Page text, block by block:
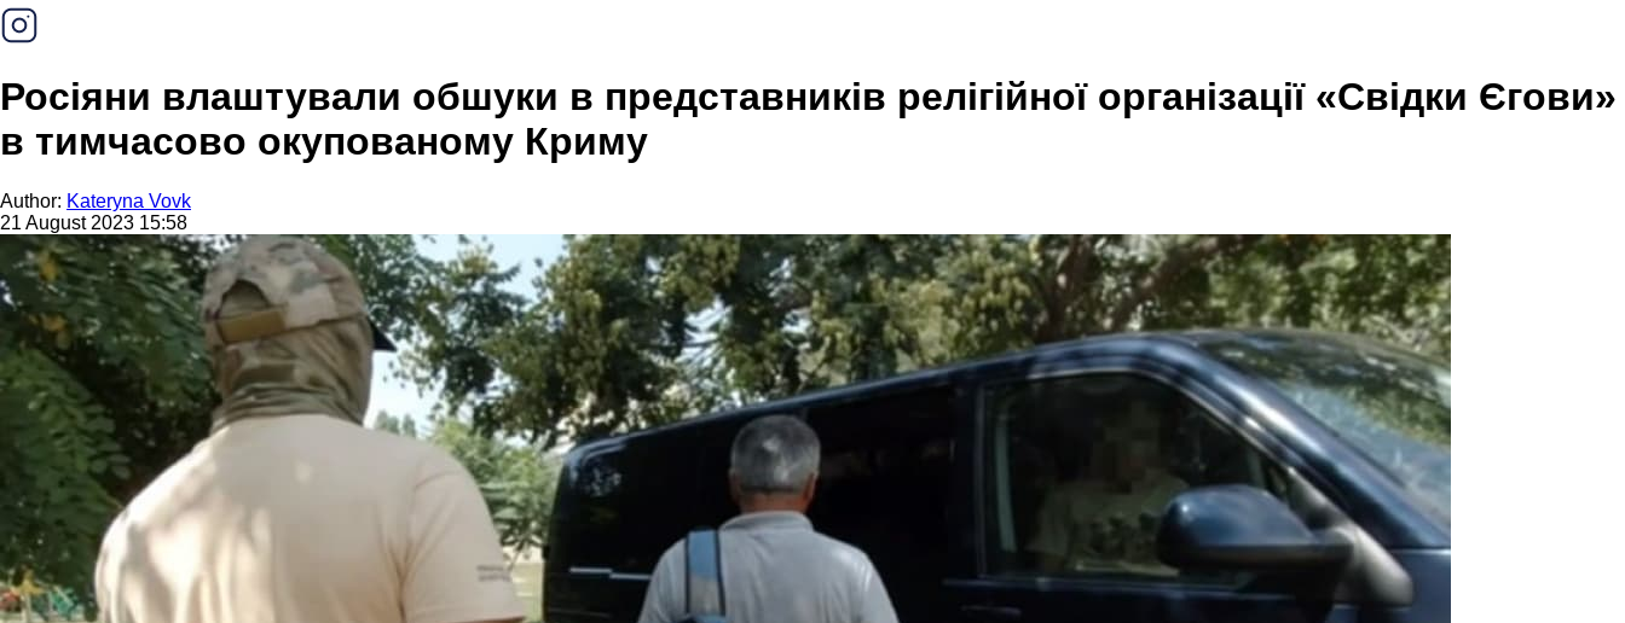
Росіяни влаштували обшуки в представників релігійної організації «Свідки Єгови»
в тимчасово окупованому Криму
Author: Kateryna Vovk
21 August 2023 15:58